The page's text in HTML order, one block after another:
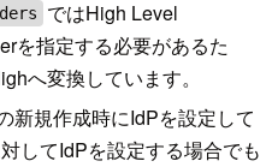
ではHigh Level
を指定する必要があるた
へ変換しています。
新規作成時にIdPを設定して
してIdPを設定する場合でも